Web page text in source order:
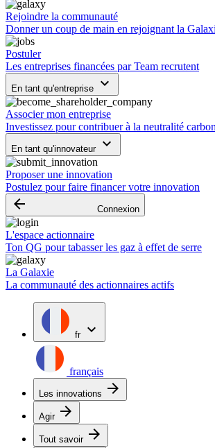
Rejoindre la communauté
Donner un coup de main en rejoignant la
Postuler
Les entreprises financées par Team recrutent
En tant qu'entreprise keyboard_arrow_down
Associer mon entreprise
Investissez pour contribuer à la neutralité
En tant qu'innovateur keyboard_arrow_down
Proposer une innovation
Postulez pour faire financer votre innovation
arrow_backward Connexion
L'espace actionnaire
Ton QG pour tabasser les gaz à effet de serre
La Galaxie
La communauté des actionnaires actifs
fr expand_more
français
Les innovations arrow_forward
Agir arrow_forward
Tout savoir arrow_forward